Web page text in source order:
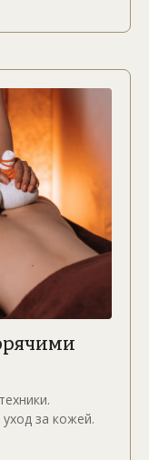
за кожей.